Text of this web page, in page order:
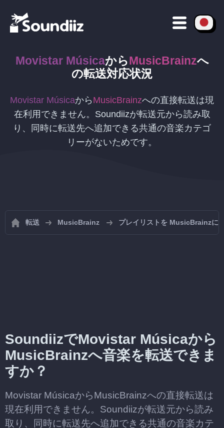
Movistar MúsicaからMusicBrainzへ
の転送対応状況
Movistar Músicaから MusicBrainzへの直接転送は現
在利用できません。Soundiizが転送元から読み取
り、同時に転送先へ追加できる共通の音楽カテゴ
リーがないためです。
転送 MusicBrainz プレイリストを MusicBrainzに
SoundiizでMovistar Músicaから
MusicBrainzへ音楽を転送できま
すか？
Movistar MúsicaからMusicBrainzへの直接転送は
現在利用できません。Soundiizが転送元から読み
取り、同時に転送先へ追加できる共通の音楽カテ